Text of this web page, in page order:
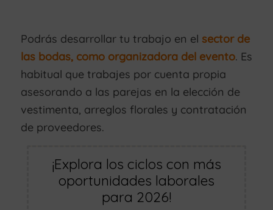
Podrás desarrollar tu trabajo en el sector de
las bodas, como organizadora del evento. Es
habitual que trabajes por cuenta propia
asesorando a las parejas en la elección de
vestimenta, arreglos florales y contratación
de proveedores.
¡Explora los ciclos con más
oportunidades laborales
para 2026!